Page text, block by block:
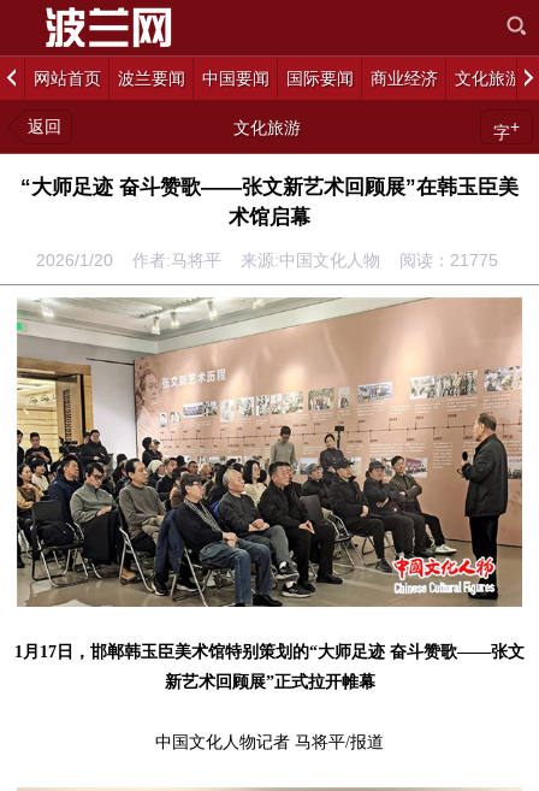
网站首页 波兰要闻 中国要闻 国际要闻 商业经济 文化旅游
返回 文化旅游 字+
“大师足迹 奋斗赞歌——张文新艺术回顾展”在韩玉臣美
术馆启幕
2026/1/20 作者:马将平 来源:中国文化人物 阅读： 21775
1月17日，邯郸韩玉臣美术馆特别策划的“大师足迹 奋斗赞歌——张文
新艺术回顾展”正式拉开帷幕
中国文化人物记者 马将平/报道